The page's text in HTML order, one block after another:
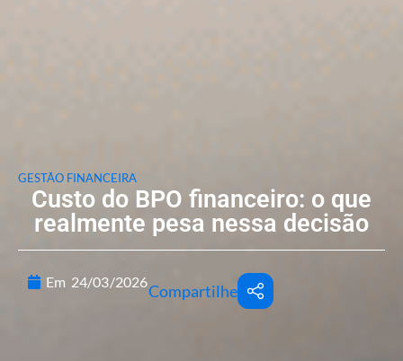
GESTÃO FINANCEIRA
Custo do BPO financeiro: o que
realmente pesa nessa decisão
Em 24/03/2026Compartilhe